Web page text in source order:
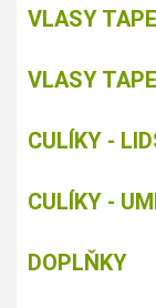
VLASY
VLASY
CULÍKY -
CULÍKY -
DOPLŇKY